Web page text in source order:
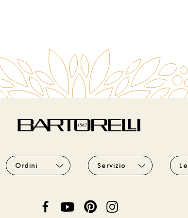
Ordini Servizio